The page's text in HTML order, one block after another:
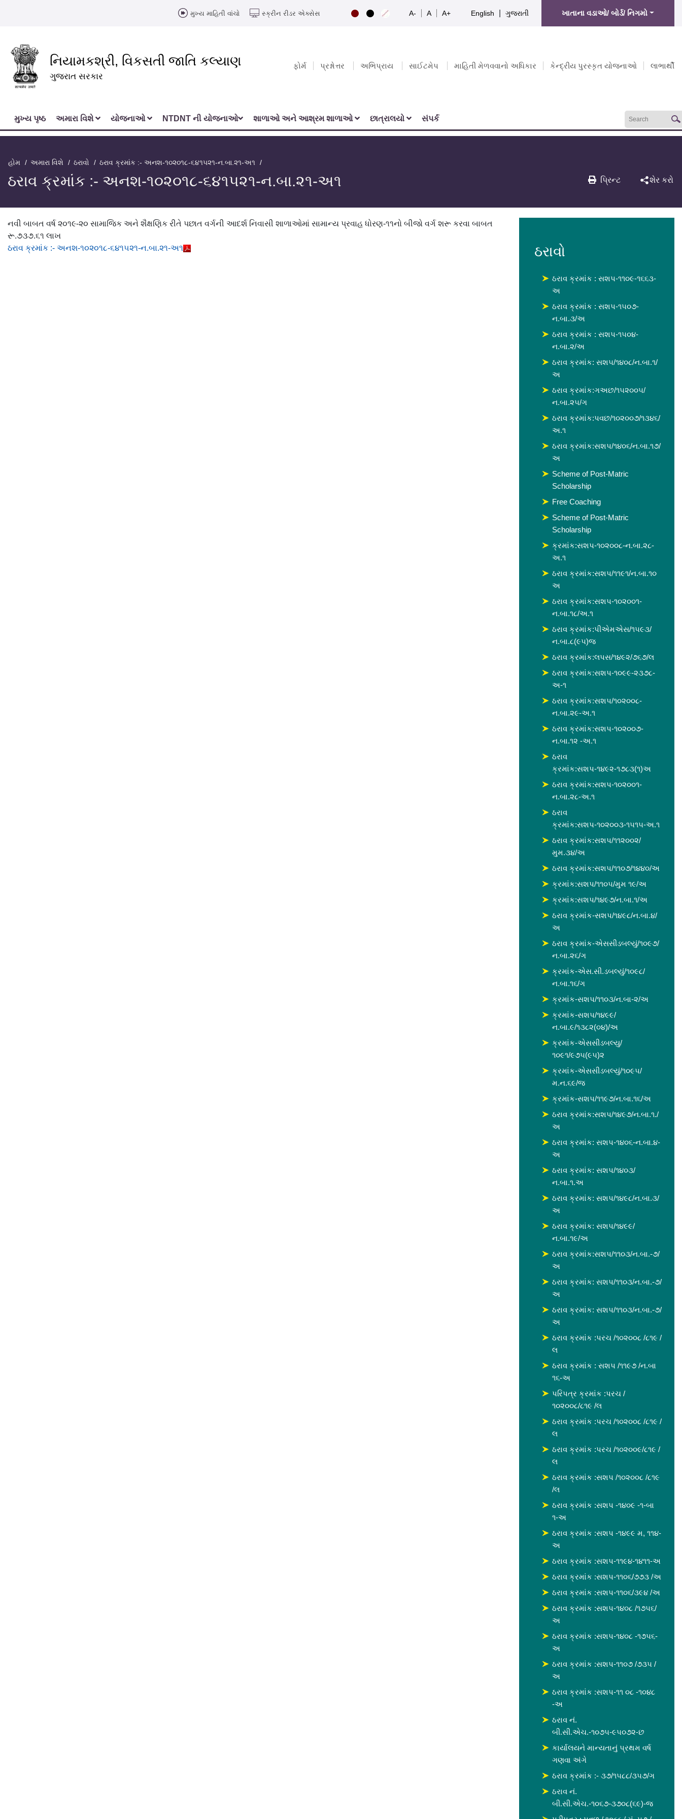
મુખ્ય માહિતી વાંચો સ્ક્રીન રીડર એક્સેસ A- A A+ English ગુજરાતી ખાતાના વડાઓ/ બોર્ડ/ નિગમો
નિયામકશ્રી, વિકસતી જાતિ કલ્યાણ
ગુજરાત સરકાર
ફોર્મ પ્રશ્નોત્તર અભિપ્રાય સાઈટમેપ માહિતી મેળવવાનો અધિકાર કેન્દ્રીય પુરસ્કૃત યોજનાઓ લાભાર્થી
મુખ્‍ય પૃષ્ઠ અમારા વિશે યોજનાઓ NTDNT ની યોજનાઓ શાળાઓ અને આશ્રમ શાળાઓ છાત્રાલયો સંપર્ક
હોમ અમારા વિશે ઠરાવો ઠરાવ ક્રમાંક :- અનશ-૧૦૨૦૧૮-૬૪૧૫૨૧-ન.બા.૨૧-અ૧
ઠરાવ ક્રમાંક :- અનશ-૧૦૨૦૧૮-૬૪૧૫૨૧-ન.બા.૨૧-અ૧ પ્રિન્ટ શેર કરો
નવી બાબત વર્ષ ૨૦૧૯-૨૦ સામાજિક અને શૈક્ષણિક રીતે પછાત વર્ગની આદર્શ નિવાસી શાળાઓમાં સામાન્ય પ્રવાહ ધોરણ-૧૧નો બીજો વર્ગ શરૂ કરવા બાબત
રૂ.૭૩૭.૬૧ લાખ
ઠરાવ ક્રમાંક :- અનશ-૧૦૨૦૧૮-૬૪૧૫૨૧-ન.બા.૨૧-અ૧
ઠરાવો
ઠરાવ ક્રમાંક : સશપ-૧૧૦૯-૧૬૬૩-
અ
ઠરાવ ક્રમાંક : સશપ-૧૫૦૭-
ન.બા.૩/અ
ઠરાવ ક્રમાંક : સશપ-૧૫૦૪-
ન.બા.૨/અ
ઠરાવ ક્રમાંક: સશ૫/૧૪૦૮/ન.બા.૧/
અ
ઠરાવ ક્રમાંક:ગઅછ/૧૫૨૦૦૫/
ન.બા.૨૫/ગ
ઠરાવ ક્રમાંક:પવછ/૧૦૨૦૦૭/૧૩૪૬/
અ.૧
ઠરાવ ક્રમાંક:સશપ/૧૪૦૬/ન.બા.૧૭/
અ
Scheme of Post-Matric
Scholarship
Free Coaching
Scheme of Post-Matric
Scholarship
ક્રમાંક:સશપ-૧૦૨૦૦૮-ન.બા.૨૮-
અ.૧
ઠરાવ ક્રમાંક:સશપ/૧૧૯૧/ન.બા.૧૦
અ
ઠરાવ ક્રમાંક:સશપ-૧૦૨૦૦૧-
ન.બા.૧૮/અ.૧
ઠરાવ ક્રમાંક:પીએમએસ/૧૫૯૩/
ન.બા.૮(૯૫)જ
ઠરાવ ક્રમાંક:લપસ/૧૪૯૨/૭૬૭/લ
ઠરાવ ક્રમાંક:સશપ-૧૦૯૯-૨૩૭૮-
અ-૧
ઠરાવ ક્રમાંક:સશપ/૧૦૨૦૦૮-
ન.બા.૨૯-અ.૧
ઠરાવ ક્રમાંક:સશપ-૧૦૨૦૦૭-
ન.બા.૧૨ -અ.૧
ઠરાવ
ક્રમાંક:સશપ-૧૪૯૨-૧૭૮૩(૧)અ
ઠરાવ ક્રમાંક:સશપ-૧૦૨૦૦૧-
ન.બા.૨૮-અ.૧
ઠરાવ
ક્રમાંક:સશપ-૧૦૨૦૦૩-૧૫૧૫-અ.૧
ઠરાવ ક્રમાંક:સશપ/૧૧૨૦૦૨/
મુમ.૩૪/અ
ઠરાવ ક્રમાંક:સશપ/૧૧૦૭/૧૪૪૦/અ
ક્રમાંક:સશપ/૧૧૦૫/મુમ ૧૯/અ
ક્રમાંક:સશપ/૧૪૯૭/ન.બા.૧/અ
ઠરાવ ક્રમાંક-સશપ/૧૪૯૮/ન.બા.૪/
અ
ઠરાવ ક્રમાંક-એસસીડબલ્યું/૧૦૯૭/
ન.બા.૨૬/ગ
ક્રમાંક-એસ.સી.ડબલ્યું/૧૦૯૮/
ન.બા.૧૬/ગ
ક્રમાંક-સશપ/૧૧૦૩/ન.બા-૨/અ
ક્રમાંક-સશપ/૧૪૯૯/
ન.બા.૯/૧૩૮૨(૦૪)/અ
ક્રમાંક-એસસીડબલ્યુ/
૧૦૯૧/૯૭૫(૯૫)૨
ક્રમાંક-એસસીડબલ્યું/૧૦૯૫/
મ.ન.૬૯/જ
ક્રમાંક-સશપ/૧૧૯૭/ન.બા.૧૬/અ
ઠરાવ ક્રમાંક:સશપ/૧૪૯૭/ન.બા.૧./
અ
ઠરાવ ક્રમાંક: સશપ-૧૪૦૬-ન.બા.૪-
અ
ઠરાવ ક્રમાંક: સશપ/૧૪૦૩/
ન.બા.૧.અ
ઠરાવ ક્રમાંક: સશપ/૧૪૯૮/ન.બા.૩/
અ
ઠરાવ ક્રમાંક: સશપ/૧૪૯૯/
ન.બા.૧૯/અ
ઠરાવ ક્રમાંક:સશપ/૧૧૦૩/ન.બા.-૭/
અ
ઠરાવ ક્રમાંક: સશપ/૧૧૦૩/ન.બા.-૭/
અ
ઠરાવ ક્રમાંક: સશપ/૧૧૦૩/ન.બા.-૭/
અ
ઠરાવ ક્રમાંક :પરચ /૧૦૨૦૦૮ /૮૧૯ /
લ
ઠરાવ ક્રમાંક : સશપ /૧૧૯૭ /ન.બા
૧૬-અ
પરિપત્ર ક્રમાંક :પરચ /
૧૦૨૦૦૮/૮૧૯ /લ
ઠરાવ ક્રમાંક :પરચ /૧૦૨૦૦૮ /૮૧૯ /
લ
ઠરાવ ક્રમાંક :પરચ /૧૦૨૦૦૯/૮૧૯ /
લ
ઠરાવ ક્રમાંક :સશપ /૧૦૨૦૦૮ /૮૧૯
/લ
ઠરાવ ક્રમાંક :સશપ -૧૪૦૯ -૧-બા
૧-અ
ઠરાવ ક્રમાંક :સશપ -૧૪૯૯ મ, ૧૧૪-
અ
ઠરાવ ક્રમાંક :સશપ-૧૧૯૪-૧૪૧૧-અ
ઠરાવ ક્રમાંક :સશપ-૧૧૦૬/૭૭૩ /અ
ઠરાવ ક્રમાંક :સશપ-૧૧૦૬/૩૯૪ /અ
ઠરાવ ક્રમાંક :સશપ-૧૪૦૮ /૧૭૫૬/
અ
ઠરાવ ક્રમાંક :સશપ-૧૪૦૮ -૧૭૫૬-
અ
ઠરાવ ક્રમાંક :સશપ-૧૧૦૭ /૭૩૫ /
અ
ઠરાવ ક્રમાંક :સશપ-૧૧ ૦૮ -૧૦૪૮
-અ
ઠરાવ નં.
બી.સી.એચ.-૧૦૭૫-૯૫૦૭૨-છ
કાર્યાલયને માન્યતાનું પ્રથમ વર્ષ
ગણવા અંગે
ઠરાવ ક્રમાંક :- ૩૭/૧૫૮૮/૩૫૭/ગ
ઠરાવ નં.
બી.સી.એચ.-૧૦૬૭-૩૭૦૮(૬૯)-જ